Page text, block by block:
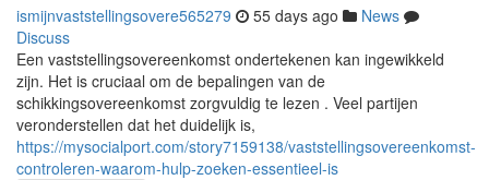
ismijnvaststellingsovere565279 55 days ago
News
Discuss
Een vaststellingsovereenkomst ondertekenen kan ingewikkeld
zijn. Het is cruciaal om de bepalingen van de
schikkingsovereenkomst zorgvuldig te lezen . Veel partijen
veronderstellen dat het duidelijk is,
https://mysocialport.com/story7159138/vaststellingsovereenkomst-
controleren-waarom-hulp-zoeken-essentieel-is